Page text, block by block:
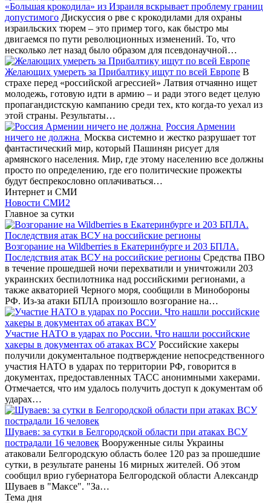
«Большая крокодила» из Израиля вскрывает проблему границ
допустимого Дискуссия о рве с крокодилами для охраны
израильских тюрем – это пример того, как быстро мы
двигаемся по пути революционных изменений. То, что
несколько лет назад было образом для псевдонаучной…
Желающих умереть за Прибалтику ищут по всей Европе В
страхе перед «российской агрессией» Латвия отчаянно ищет
молодежь, готовую идти в армию – и ради этого ведет целую
пропагандистскую кампанию среди тех, кто когда-то уехал из
этой страны. Результаты…
Россия Армении
ничего не должна Москва системно и жестко разрушает тот
фантастический мир, который Пашинян рисует для
армянского населения. Мир, где этому населению все должны
просто по определению, где его политические прожекты
будут беспрекословно оплачиваться…
Интернет и СМИ
Новости СМИ2
Главное за сутки
Возгорание на Wildberries в Екатеринбурге и 203 БПЛА.
Последствия атак ВСУ на российские регионы Средства ПВО
в течение прошедшей ночи перехватили и уничтожили 203
украинских беспилотника над российскими регионами, а
также акваторией Черного моря, сообщили в Минобороны
РФ. Из-за атаки БПЛА произошло возгорание на…
Участие НАТО в ударах по России. Что нашли российские
хакеры в документах об атаках ВСУРоссийские хакеры
получили документальное подтверждение непосредственного
участия НАТО в ударах по территории РФ, говорится в
документах, предоставленных ТАСС анонимными хакерами.
Отмечается, что им удалось получить доступ к документам об
ударах…
Шуваев: за сутки в Белгородской области при атаках ВСУ
пострадали 16 человек Вооруженные силы Украины
атаковали Белгородскую область более 120 раз за прошедшие
сутки, в результате ранены 16 мирных жителей. Об этом
сообщил врио губернатора Белгородской области Александр
Шуваев в "Максе". "За…
Тема дня